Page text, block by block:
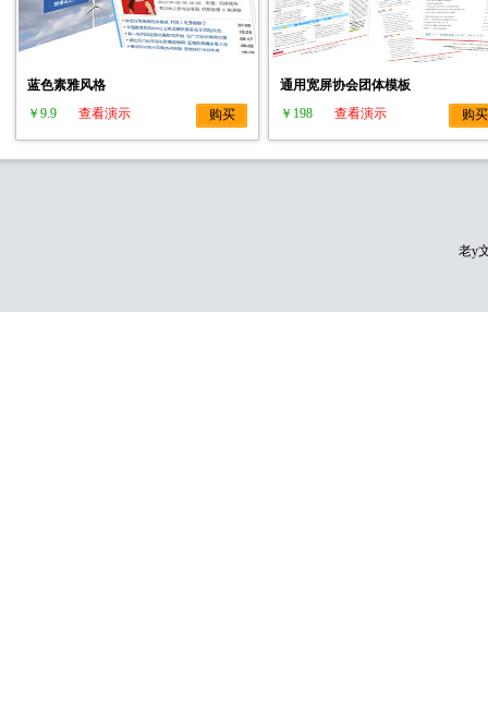
蓝色素雅风格
￥9.9
查看演示 购买
通用宽屏协会团体模板
￥198
查看演示 购买
老y